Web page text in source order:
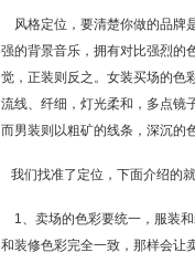
风格定位，要清楚你做的品牌
强的背景音乐，拥有对比强烈的
觉，正装则反之。女装买场的色
流线、纤细，灯光柔和，多点镜
而男装则以粗矿的线条，深沉的
我们找准了定位，下面介绍的
1、卖场的色彩要统一，服装
和装修色彩完全一致，那样会让